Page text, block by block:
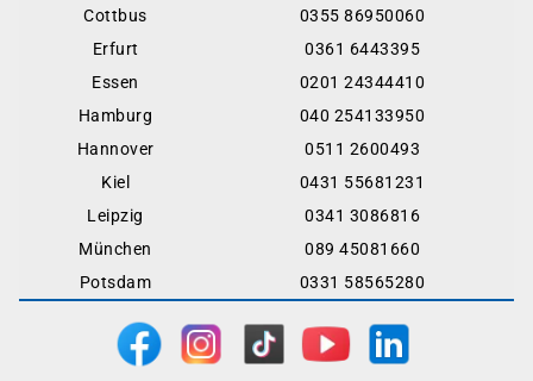
Cottbus
0355 86950060
Erfurt
0361 6443395
Essen
0201 24344410
Hamburg
040 254133950
Hannover
0511 2600493
Kiel
0431 55681231
Leipzig
0341 3086816
München
089 45081660
Potsdam
0331 58565280